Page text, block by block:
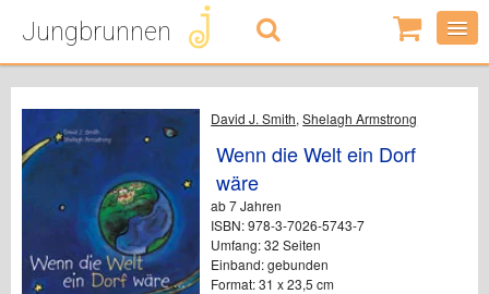
Jungbrunnen
0
Artikel
-
0,00
David J. Smith,Shelagh Armstrong
Wenn die Welt ein Dorf
wäre
ab 7 Jahren
ISBN: 978-3-7026-5743-7
Umfang: 32 Seiten
Einband: gebunden
Format: 31 x 23,5 cm